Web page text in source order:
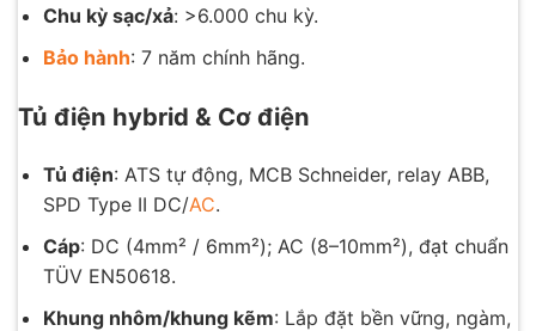
Chu kỳ sạc/xả: >6.000 chu kỳ.
Bảo hành: 7 năm chính hãng.
Tủ điện hybrid & Cơ điện
Tủ điện: ATS tự động, MCB Schneider, relay ABB,
SPD Type II DC/AC.
Cáp: DC (4mm² / 6mm²); AC (8–10mm²), đạt chuẩn
TÜV EN50618.
Khung nhôm/khung kẽm: Lắp đặt bền vững, ngàm,